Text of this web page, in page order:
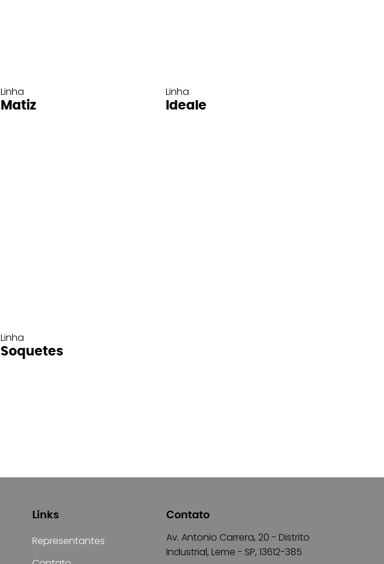
Linha
Matiz
Linha
Ideale
Linha
Soquetes
Links
Representantes
Contato
Av. Antonio Carrera, 20 - Distrito
Industrial, Leme - SP, 13612-385